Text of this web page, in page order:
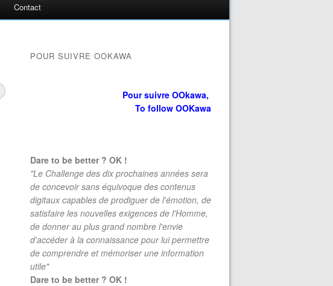
Contact
POUR SUIVRE OOKAWA
Pour suivre OOkawa,
To follow OOKawa
Dare to be better ? OK !
"Le Challenge des dix prochaines années sera
de concevoir sans équivoque des contenus
digitaux capables de prodiguer de l'émotion, de
satisfaire les nouvelles exigences de l'Homme,
de donner au plus grand nombre l'envie
d'accéder à la connaissance pour lui permettre
de comprendre et mémoriser une information
utile"
Dare to be better ? OK !